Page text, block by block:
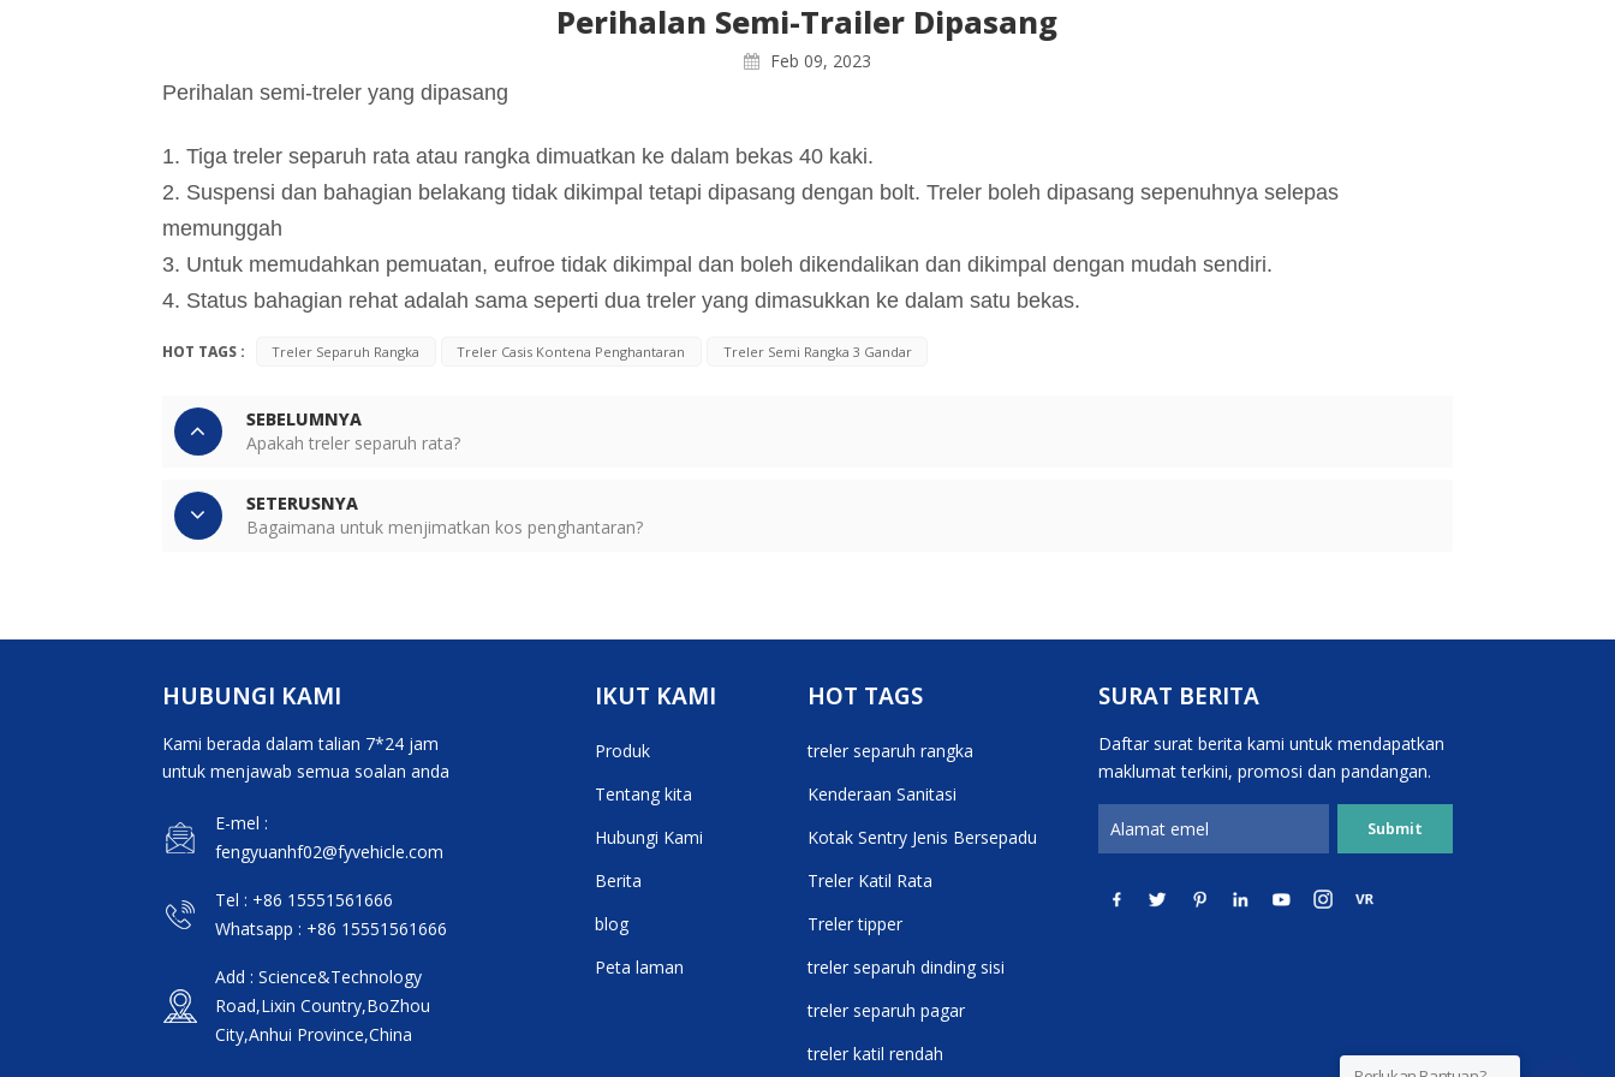
Perihalan Semi-Trailer Dipasang
Feb 09, 2023
Perihalan semi-treler yang dipasang
1. Tiga treler separuh rata atau rangka dimuatkan ke dalam bekas 40 kaki.
2. Suspensi dan bahagian belakang tidak dikimpal tetapi dipasang dengan bolt. Treler boleh dipasang sepenuhnya selepas
memunggah
3. Untuk memudahkan pemuatan, eufroe tidak dikimpal dan boleh dikendalikan dan dikimpal dengan mudah sendiri.
4. Status bahagian rehat adalah sama seperti dua treler yang dimasukkan ke dalam satu bekas.
HOT TAGS : Treler Separuh Rangka Treler Casis Kontena Penghantaran Treler Semi Rangka 3 Gandar
SEBELUMNYA
Apakah treler separuh rata?
SETERUSNYA
Bagaimana untuk menjimatkan kos penghantaran?
HUBUNGI KAMI
Kami berada dalam talian 7*24 jam
untuk menjawab semua soalan anda
E-mel :
fengyuanhf02@fyvehicle.com
Tel : +86 15551561666
Whatsapp : +86 15551561666
Add : Science&Technology
Road,Lixin Country,BoZhou
City,Anhui Province,China
IKUT KAMI
Produk
Tentang kita
Hubungi Kami
Berita
blog
Peta laman
HOT TAGS
treler separuh rangka
Kenderaan Sanitasi
Kotak Sentry Jenis Bersepadu
Treler Katil Rata
Treler tipper
treler separuh dinding sisi
treler separuh pagar
treler katil rendah
SURAT BERITA
Daftar surat berita kami untuk mendapatkan
maklumat terkini, promosi dan pandangan.